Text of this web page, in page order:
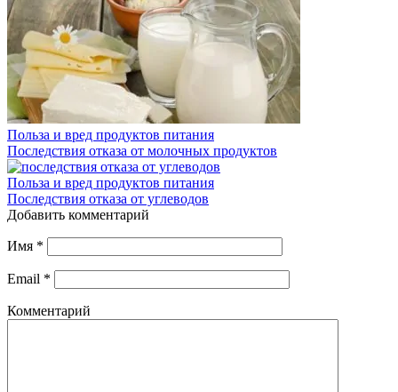
Польза и вред продуктов питания
Последствия отказа от молочных продуктов
Польза и вред продуктов питания
Последствия отказа от углеводов
Добавить комментарий
Имя *
Email *
Комментарий